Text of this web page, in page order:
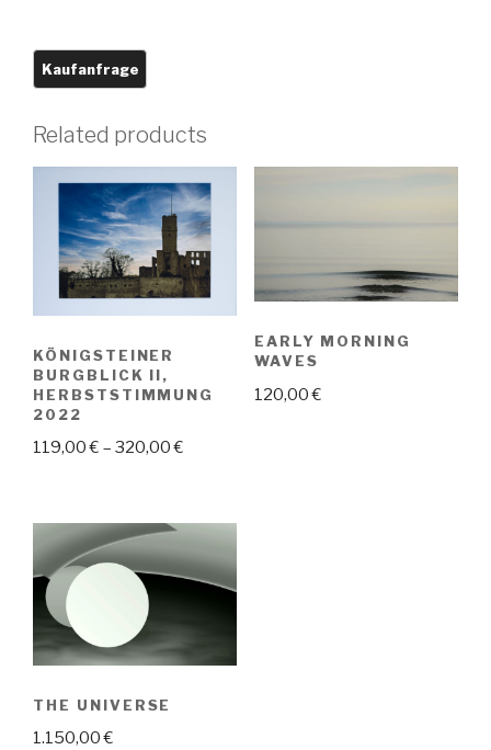
Related products
KÖNIGSTEINER
BURGBLICK II,
HERBSTSTIMMUNG
2022
119,00€ – 320,00€
EARLY MORNING
WAVES
120,00€
THE UNIVERSE
1.150,00€